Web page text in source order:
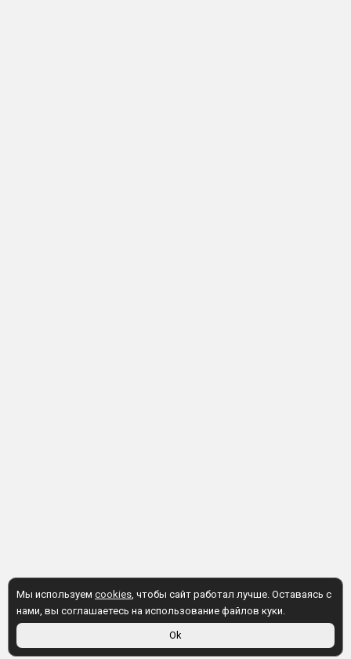
Мы используем cookies, чтобы сайт работал лучше. Оставаясь с
нами, вы соглашаетесь на использование файлов куки.
Ok